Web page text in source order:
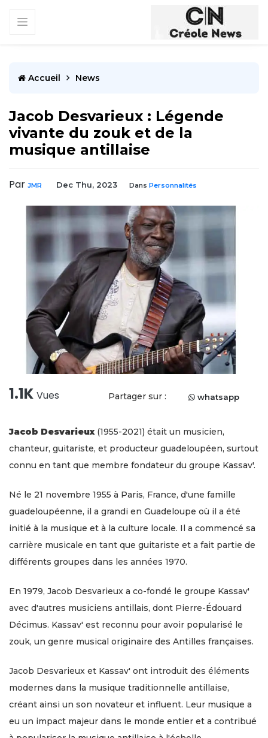
Accueil News
Jacob Desvarieux : Légende
vivante du zouk et de la
musique antillaise
Par JMR Dec Thu, 2023 Dans Personnalités
1.1K Vues Partager sur : whatsapp
Jacob Desvarieux (1955-2021) était un musicien,
chanteur, guitariste, et producteur guadeloupéen, surtout
connu en tant que membre fondateur du groupe Kassav'.
Né le 21 novembre 1955 à Paris, France, d'une famille
guadeloupéenne, il a grandi en Guadeloupe où il a été
initié à la musique et à la culture locale. Il a commencé sa
carrière musicale en tant que guitariste et a fait partie de
différents groupes dans les années 1970.
En 1979, Jacob Desvarieux a co-fondé le groupe Kassav'
avec d'autres musiciens antillais, dont Pierre-Édouard
Décimus. Kassav' est reconnu pour avoir popularisé le
zouk, un genre musical originaire des Antilles françaises.
Jacob Desvarieux et Kassav' ont introduit des éléments
modernes dans la musique traditionnelle antillaise,
créant ainsi un son novateur et influent. Leur musique a
eu un impact majeur dans le monde entier et a contribué